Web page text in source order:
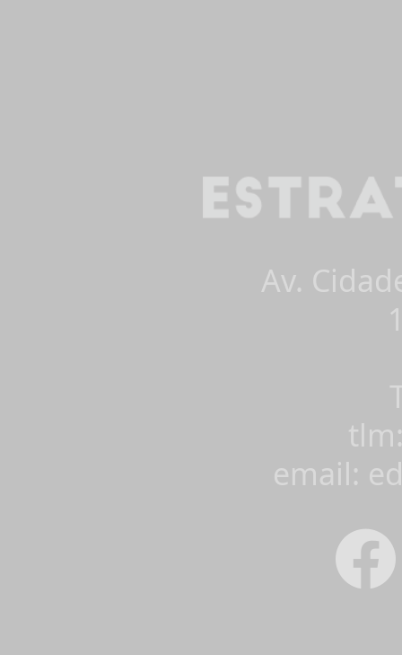
Av.
email: